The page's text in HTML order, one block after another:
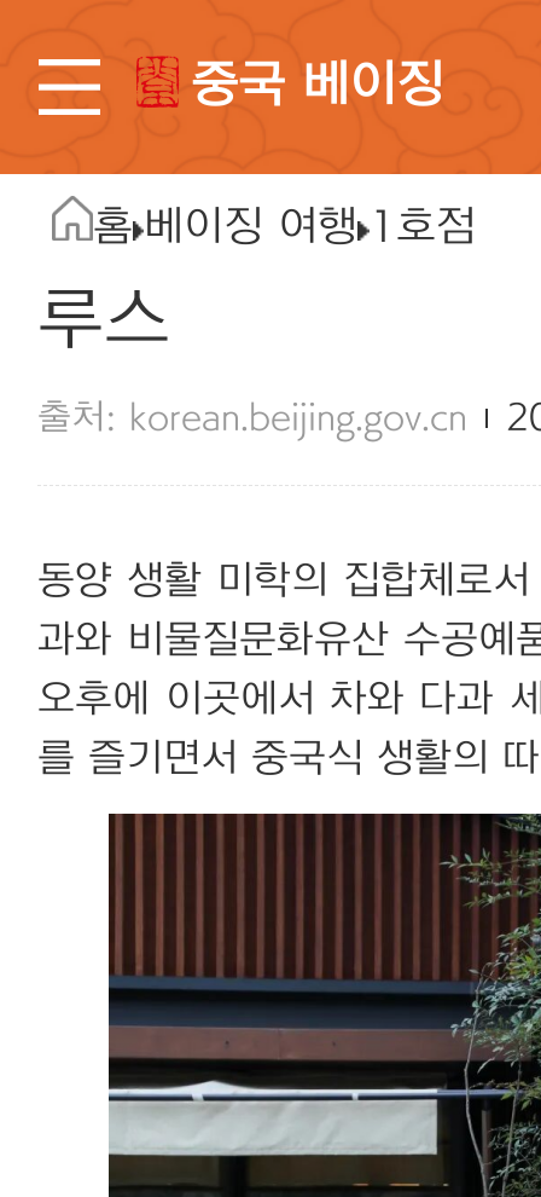
중국 베이징
홈 베이징 여행 1호점
루스
korean.beijing.gov.cn
동양 생활 미학의 집합체로
과와 비물질문화유산 수공예
오후에 이곳에서 차와 다과
를 즐기면서 중국식 생활의